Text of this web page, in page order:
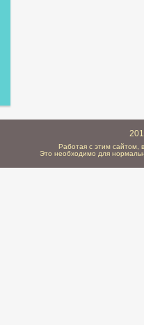
Работая с этим сайтом,
Это необходимо для